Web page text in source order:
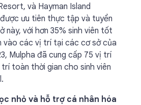
và Hayman Island
ưu tiên thực tập và tuyển
này, với hơn 35% sinh viên tốt
vào các vị trí tại các cơ sở của
Mulpha đã cung cấp 75 vị trí
toàn thời gian cho sinh viên
nhỏ và hỗ trợ cá nhân hóa